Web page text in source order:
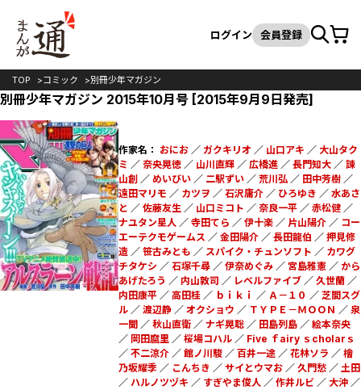
検索
ログイン 会員登録カート
TOP コミック 別冊少年マガジン
別冊少年マガジン 2015年10月号 [2015年9月9日発売]
作家名： おにお／ ガクキリオ ／ 山口アキ ／ 大山タク
ミ ／ 奈央晃徳／ 山川直輝／ 広橋進／ 長門知大／ 諫
山創 ／ めいびい／ 二駅ずい／ 荒川弘／ 田中芳樹／
遠田マリモ ／ カツヲ ／ 石沢庸介／ ひろゆき ／ 水あさ
と ／ 佐藤友生／ 山口ミコト ／ 奈良一平／ 赤松健／
ナユタン星人／ 寺田てら ／ 伊十楽／ 片山陽介／ コー
エーテクモゲームス ／ 金田陽介／ 長田龍伯 ／ 押見修
造／ 笹古みとも ／ スパイク・チュンソフト ／ カワグ
チタケシ ／ 石塚千尋／ 伊奈めぐみ／ 宮島雅憲／ から
あげたろう ／ 内山敦司 ／ レベルファイブ／ 久世蘭／
内田康平／ 高田桂／ ｂｉｋｉ ／ Ａ－１０ ／ 芝間スグ
ル／ 渡辺静／ オクショウ ／ ＴＹＰＥ－ＭＯＯＮ ／ 泉
一聞／ 秋山直衛／ ナギ晃聡／ 田島列島／ 絵本奈央
／ 岡田麿里／ 桜場コハル／ Five ｆairy ｓcholarｓ
／ 不二涼介／ 館ノ川駿／ 百井一途／ 花林ソラ ／ 檜
乃坂耀季 ／ こんちき ／ サイとウマお／ 久門愁／ 土田
／ ハルノツヅキ ／ すぎやま俊人／ 作井ルビ／ 大沖／